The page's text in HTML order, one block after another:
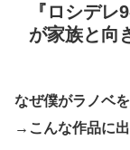
『ロシデ
が家族と向
なぜ僕がラノベ
→ こんな作品に